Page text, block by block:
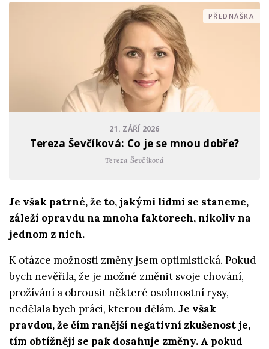
PŘEDNÁŠKA
21. ZÁŘÍ 2026
Tereza Ševčíková: Co je se mnou dobře?
Tereza Ševčíková
Je však patrné, že to, jakými lidmi se staneme,
záleží opravdu na mnoha faktorech, nikoliv na
jednom z nich.
K otázce možnosti změny jsem optimistická. Pokud
bych nevěřila, že je možné změnit svoje chování,
prožívání a obrousit některé osobnostní rysy,
nedělala bych práci, kterou dělám. Je však
pravdou, že čím ranější negativní zkušenost je,
tím obtížněji se pak dosahuje změny. A pokud